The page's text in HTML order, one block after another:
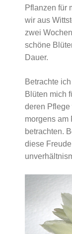
Pflanzen für
wir aus
zwei
schöne
Dauer.
Betrachte
Blüten mich
deren Pflege
morgens am
betrachten.
diese